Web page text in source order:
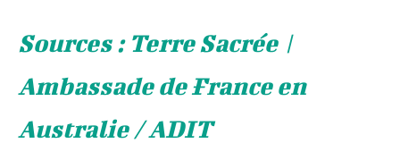
Sources : Terre Sacrée |
Ambassade de France en
Australie / ADIT